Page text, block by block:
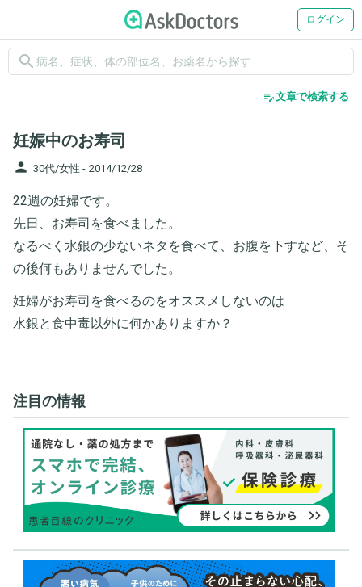
ログイン
search
edit_note文章で検索する
妊娠中のお寿司
person 30代/女性 - 2014/12/28
22週の妊婦です。
先日、お寿司を食べました。
なるべく水銀の少ないネタを食べて、お腹を下すなど、そ
の後何もありませんでした。
妊婦がお寿司を食べるのをオススメしないのは
水銀と食中毒以外に何かありますか？
注目の情報